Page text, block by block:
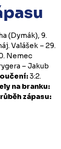
(Dymák), 9.
Valášek – 29.
Nemec
– Jakub
3:2.
na branku:
zápasu: